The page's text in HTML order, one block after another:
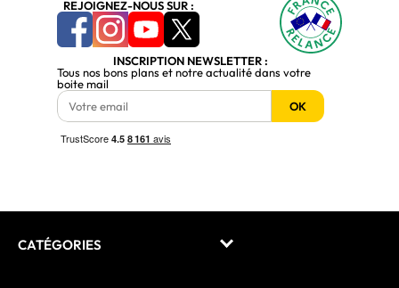
REJOIGNEZ-NOUS SUR :
INSCRIPTION NEWSLETTER :
Tous nos bons plans et notre actualité dans votre
boite mail
OK
CATÉGORIES